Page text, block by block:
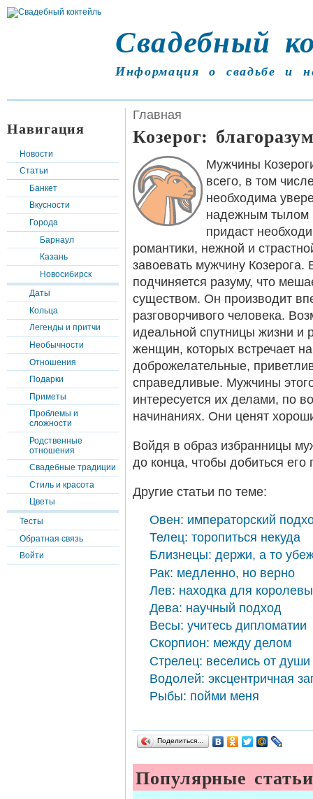
Свадебный
Информация о свадьбе и
Навигация
Новости
Статьи
Банкет
Вкусности
Города
Барнаул
Казань
Новосибирск
Даты
Кольца
Легенды и притчи
Необычности
Отношения
Подарки
Приметы
Проблемы и
сложности
Родственные
отношения
Свадебные традиции
Стиль и красота
Цветы
Тесты
Обратная связь
Войти
Главная
Козерог:
Мужчины
всего, в том
необходима
надежным тылом
придаст
романтики, нежной и
завоевать мужчину Козерога.
подчиняется разуму, что
существом. Он производит
разговорчивого человека.
идеальной спутницы жизни и
женщин, которых встречает
доброжелательные,
справедливые. Мужчины
интересуется их делами, по
начинаниях. Они ценят
Войдя в образ избранницы
до конца, чтобы добиться
Другие статьи по теме:
Овен: императорский
Телец: торопиться некуда
Близнецы: держи, а то
Рак: медленно, но верно
Лев: находка для королевы
Дева: научный подход
Весы: учитесь дипломатии
Скорпион: между делом
Стрелец: веселись от души
Водолей: эксцентричная
Рыбы: пойми меня
Поделиться…
Популярные статьи